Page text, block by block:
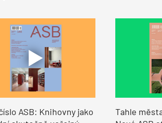
ASB: Knihovny jako
Tahle